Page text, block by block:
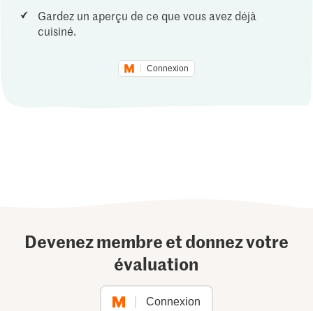
Gardez un aperçu de ce que vous avez déjà
cuisiné.
Connexion
Devenez membre et donnez votre
évaluation
Connexion